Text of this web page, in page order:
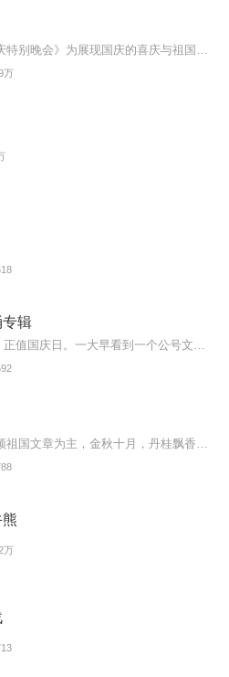
万
辑
万